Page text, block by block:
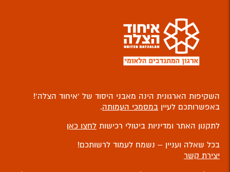
השקיפות הארגונית הינה מאבני היסוד של ‘איחוד הצלה’!
באפשרותכם לעיין במסמכי העמותה.
לתקנון האתר ומדיניות ביטולי רכישות לחצו כאן
בכל שאלה ועניין – נשמח לעמוד לרשותכם!
יצירת קשר